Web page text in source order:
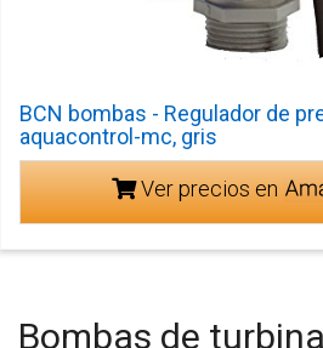
BCN bombas - Regulador de
aquacontrol-mc, gris
Ver precios en
Bombas de turbina